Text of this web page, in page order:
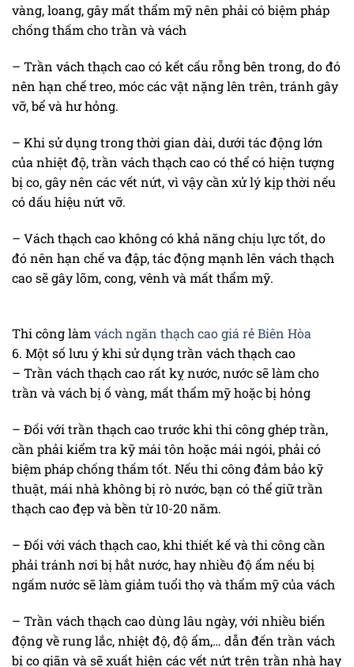
vàng, loang, gây mất thẩm mỹ nên phải có biệm pháp
chống thấm cho trần và vách
– Trần vách thạch cao có kết cấu rỗng bên trong, do đó
nên hạn chế treo, móc các vật nặng lên trên, tránh gây
vỡ, bể và hư hỏng.
– Khi sử dụng trong thời gian dài, dưới tác động lớn
của nhiệt độ, trần vách thạch cao có thể có hiện tượng
bị co, gây nên các vết nứt, vì vậy cần xử lý kịp thời nếu
có dấu hiệu nứt vỡ.
– Vách thạch cao không có khả năng chịu lực tốt, do
đó nên hạn chế va đập, tác động mạnh lên vách thạch
cao sẽ gây lõm, cong, vênh và mất thẩm mỹ.
Thi công làmvách ngăn thạch cao giá rẻ Biên Hòa
6. Một số lưu ý khi sử dụng trần vách thạch cao
– Trần vách thạch cao rất kỵ nước, nước sẽ làm cho
trần và vách bị ố vàng, mất thẩm mỹ hoặc bị hỏng
– Đối với trần thạch cao trước khi thi công ghép trần,
cần phải kiểm tra kỹ mái tôn hoặc mái ngói, phải có
biệm pháp chống thấm tốt. Nếu thi công đảm bảo kỹ
thuật, mái nhà không bị rò nước, bạn có thể giữ trần
thạch cao đẹp và bền từ 10-20 năm.
– Đối với vách thạch cao, khi thiết kế và thi công cần
phải tránh nơi bị hắt nước, hay nhiều độ ẩm nếu bị
ngấm nước sẽ làm giảm tuổi thọ và thẩm mỹ của vách
– Trần vách thạch cao dùng lâu ngày, với nhiều biến
động về rung lắc, nhiệt độ, độ ẩm,… dẫn đến trần vách
bị co giãn và sẽ xuất hiện các vết nứt trên trần nhà hay